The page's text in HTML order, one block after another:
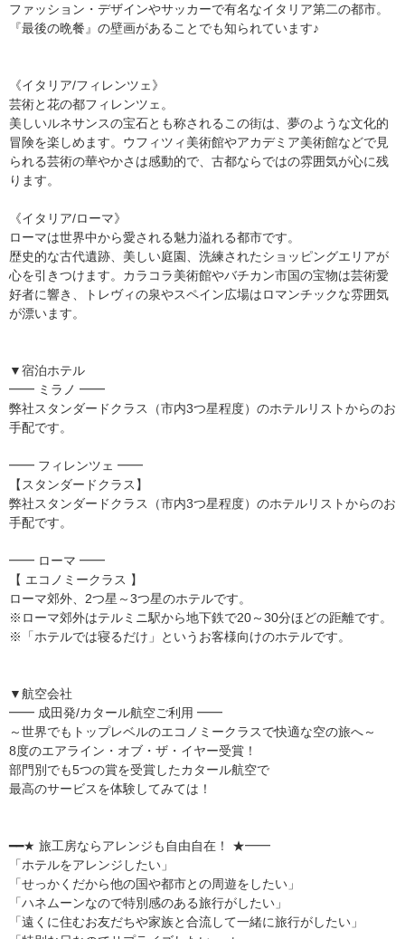
ファッション・デザインやサッカーで有名なイタリア第二の都市。
『最後の晩餐』の壁画があることでも知られています♪
《イタリア/フィレンツェ》
芸術と花の都フィレンツェ。
美しいルネサンスの宝石とも称されるこの街は、夢のような文化的
冒険を楽しめます。ウフィツィ美術館やアカデミア美術館などで見
られる芸術の華やかさは感動的で、古都ならではの雰囲気が心に残
ります。
《イタリア/ローマ》
ローマは世界中から愛される魅力溢れる都市です。
歴史的な古代遺跡、美しい庭園、洗練されたショッピングエリアが
心を引きつけます。カラコラ美術館やバチカン市国の宝物は芸術愛
好者に響き、トレヴィの泉やスペイン広場はロマンチックな雰囲気
が漂います。
▼宿泊ホテル
━━ ミラノ ━━
弊社スタンダードクラス（市内3つ星程度）のホテルリストからのお
手配です。
━━ フィレンツェ ━━
【スタンダードクラス】
弊社スタンダードクラス（市内3つ星程度）のホテルリストからのお
手配です。
━━ ローマ ━━
【 エコノミークラス 】
ローマ郊外、2つ星～3つ星のホテルです。
※ローマ郊外はテルミニ駅から地下鉄で20～30分ほどの距離です。
※「ホテルでは寝るだけ」というお客様向けのホテルです。
▼航空会社
━━ 成田発/カタール航空ご利用 ━━
～世界でもトップレベルのエコノミークラスで快適な空の旅へ～
8度のエアライン・オブ・ザ・イヤー受賞！
部門別でも5つの賞を受賞したカタール航空で
最高のサービスを体験してみては！
━━★ 旅工房ならアレンジも自由自在！ ★━━
「ホテルをアレンジしたい」
「せっかくだから他の国や都市との周遊をしたい」
「ハネムーンなので特別感のある旅行がしたい」
「遠くに住むお友だちや家族と合流して一緒に旅行がしたい」